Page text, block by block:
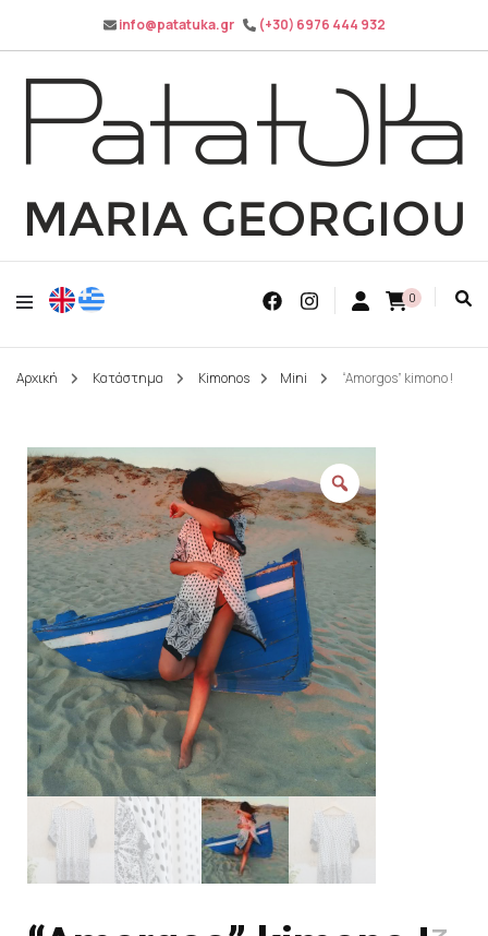
info@patatuka.gr (+30) 6976 444 932
Patatuka
Maria Georgiou
0
Αρχική Κατάστημα Kimonos Mini “Amorgos” kimono !